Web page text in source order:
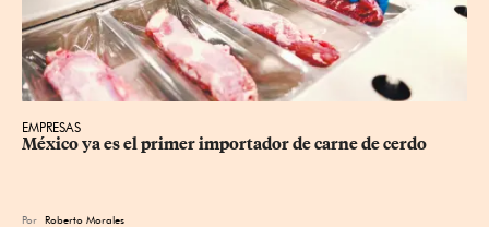
EMPRESAS
México ya es el primer importador de carne de cerdo
Por Roberto Morales